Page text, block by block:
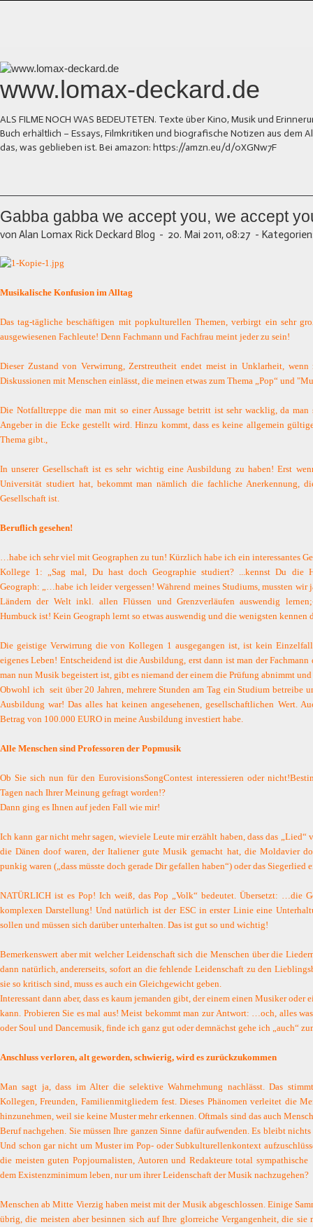
www.lomax-deckard.de
ALS FILME NOCH WAS BEDEUTETEN. Texte über Kino, Musik und
Buch erhältlich – Essays, Filmkritiken und biografische Notizen aus dem
das, was geblieben ist. Bei amazon: https://amzn.eu/d/0XGNw7F
Gabba gabba we accept you, we accept
von Alan Lomax Rick Deckard Blog - 20. Mai 2011, 08:27 -
Musikalische Konfusion im Alltag
Das tag-tägliche beschäftigen mit popkulturellen Themen, verbirgt ein sehr
ausgewiesenen Fachleute! Denn Fachmann und Fachfrau meint jeder zu sein!
Dieser Zustand von Verwirrung, Zerstreutheit endet meist in Unklarheit,
Diskussionen mit Menschen einlässt, die meinen etwas zum Thema „Pop“ und
Die Notfalltreppe die man mit so einer Aussage betritt ist sehr wacklig, da man
Angeber in die Ecke gestellt wird. Hinzu kommt, dass es keine allgemein
Thema gibt.,
In unserer Gesellschaft ist es sehr wichtig eine Ausbildung zu haben! Erst
Universität studiert hat, bekommt man nämlich die fachliche Anerkennung,
Gesellschaft ist.
Beruflich gesehen!
…habe ich sehr viel mit Geographen zu tun! Kürzlich habe ich ein interessantes
Kollege 1: „Sag mal, Du hast doch Geographie studiert? ...kennst Du die
Geograph: „…habe ich leider vergessen! Während meines Studiums, mussten
Ländern der Welt inkl. allen Flüssen und Grenzverläufen auswendig
Humbuck ist! Kein Geograph lernt so etwas auswendig und die wenigsten kennen
Die geistige Verwirrung die von Kollegen 1 ausgegangen ist, ist kein
eigenes Leben! Entscheidend ist die Ausbildung, erst dann ist man der
man nun Musik begeistert ist, gibt es niemand der einem die Prüfung abnimmt
Obwohl ich seit über 20 Jahren, mehrere Stunden am Tag ein Studium betreibe
Ausbildung war! Das alles hat keinen angesehenen, gesellschaftlichen Wert.
Betrag von 100.000 EURO in meine Ausbildung investiert habe.
Alle Menschen sind Professoren der Popmusik
Ob Sie sich nun für den EurovisionsSongContest interessieren oder
Tagen nach Ihrer Meinung gefragt worden!?
Dann ging es Ihnen auf jeden Fall wie mir!
Ich kann gar nicht mehr sagen, wieviele Leute mir erzählt haben, dass das „Lied“
die Dänen doof waren, der Italiener gute Musik gemacht hat, die Moldavier
punkig waren („dass müsste doch gerade Dir gefallen haben“) oder das Siegerlied
NATÜRLICH ist es Pop! Ich weiß, das Pop „Volk“ bedeutet. Übersetzt: …die
komplexen Darstellung! Und natürlich ist der ESC in erster Linie eine
sollen und müssen sich darüber unterhalten. Das ist gut so und wichtig!
Bemerkenswert aber mit welcher Leidenschaft sich die Menschen über die
dann natürlich, andererseits, sofort an die fehlende Leidenschaft zu den
sie so kritisch sind, muss es auch ein Gleichgewicht geben.
Interessant dann aber, dass es kaum jemanden gibt, der einem einen Musiker oder
kann. Probieren Sie es mal aus! Meist bekommt man zur Antwort: …och, alles
oder Soul und Dancemusik, finde ich ganz gut oder demnächst gehe ich „auch“
Anschluss verloren, alt geworden, schwierig, wird es zurückzukommen
Man sagt ja, dass im Alter die selektive Wahrnehmung nachlässt. Das
Kollegen, Freunden, Familienmitgliedern fest. Dieses Phänomen verleitet die
hinzunehmen, weil sie keine Muster mehr erkennen. Oftmals sind das auch
Beruf nachgehen. Sie müssen Ihre ganzen Sinne dafür aufwenden. Es bleibt
Und schon gar nicht um Muster im Pop- oder Subkulturellenkontext
die meisten guten Popjournalisten, Autoren und Redakteure total
dem Existenzminimum leben, nur um ihrer Leidenschaft der Musik nachzugehen?
Menschen ab Mitte Vierzig haben meist mit der Musik abgeschlossen. Einige
übrig, die meisten aber besinnen sich auf Ihre glorreiche Vergangenheit, die sie